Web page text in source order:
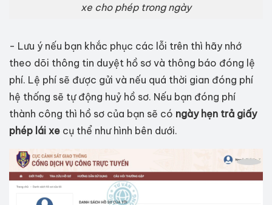
xe cho phép trong ngày
- Lưu ý nếu bạn khắc phục các lỗi trên thì hãy nhớ
theo dõi thông tin duyệt hồ sơ và thông báo đóng lệ
phí. Lệ phí sẽ được gửi và nếu quá thời gian đóng phí
hệ thống sẽ tự động huỷ hồ sơ. Nếu bạn đóng phí
thành công thì hồ sơ của bạn sẽ có ngày hẹn trả giấy
phép lái xe cụ thể như hình bên dưới.